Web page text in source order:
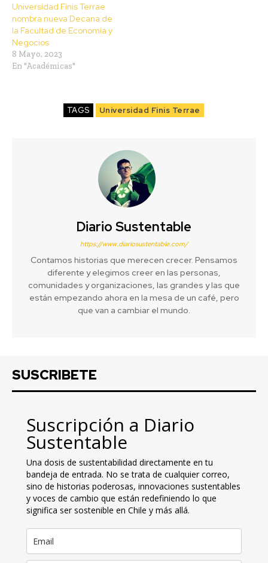
Universidad Finis Terrae
nombra nueva Decana de
la Facultad de Economía y
Negocios
8 Mayo, 2023
En "Académicas"
TAGS Universidad Finis Terrae
Diario Sustentable
https://www.diariosustentable.com/
Contamos historias que merecen crecer. Pensamos
diferente y elegimos creer en las personas,
comunidades y organizaciones, las grandes y las que
están empezando ahora en la mesa de un café, pero
que van a cambiar el mundo.
SUSCRIBETE
Suscripción a Diario
Sustentable
Una dosis de sustentabilidad directamente en tu
bandeja de entrada. No se trata de cualquier correo,
sino de historias poderosas, innovaciones sustentables
y voces de cambio que están redefiniendo lo que
significa ser sostenible en Chile y más allá.